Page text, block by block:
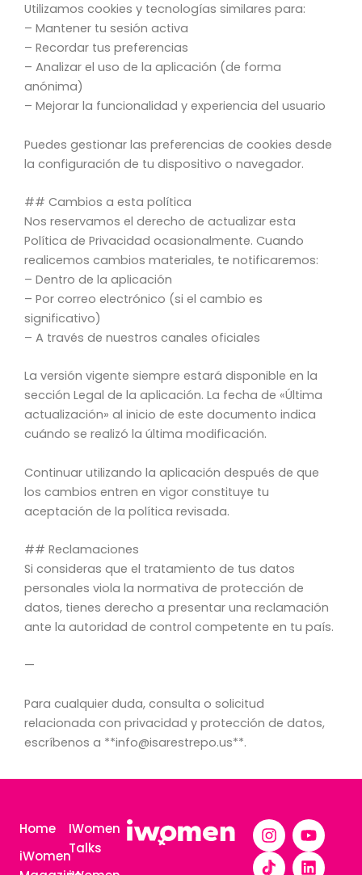
Utilizamos cookies y tecnologías similares para:
– Mantener tu sesión activa
– Recordar tus preferencias
– Analizar el uso de la aplicación (de forma
anónima)
– Mejorar la funcionalidad y experiencia del usuario
Puedes gestionar las preferencias de cookies desde
la configuración de tu dispositivo o navegador.
## Cambios a esta política
Nos reservamos el derecho de actualizar esta
Política de Privacidad ocasionalmente. Cuando
realicemos cambios materiales, te notificaremos:
– Dentro de la aplicación
– Por correo electrónico (si el cambio es
significativo)
– A través de nuestros canales oficiales
La versión vigente siempre estará disponible en la
sección Legal de la aplicación. La fecha de «Última
actualización» al inicio de este documento indica
cuándo se realizó la última modificación.
Continuar utilizando la aplicación después de que
los cambios entren en vigor constituye tu
aceptación de la política revisada.
## Reclamaciones
Si consideras que el tratamiento de tus datos
personales viola la normativa de protección de
datos, tienes derecho a presentar una reclamación
ante la autoridad de control competente en tu país.
—
Para cualquier duda, consulta o solicitud
relacionada con privacidad y protección de datos,
escríbenos a **info@isarestrepo.us**.
Home
iWomen
IWomen
Talks
I
n
s
Y
o
u
L
i
n
F
a
c